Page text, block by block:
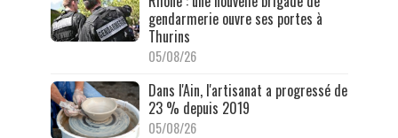
gendarmerie ouvre ses portes à
Thurins
05/08/26
Dans l'Ain, l'artisanat a progressé de
23 % depuis 2019
05/08/26